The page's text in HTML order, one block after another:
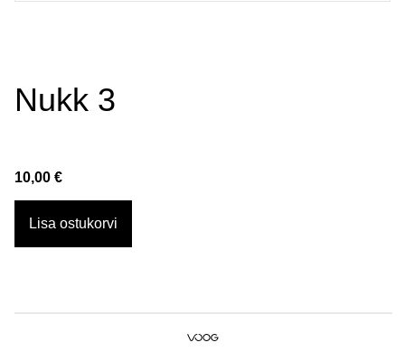
Nukk 3
10,00 €
Lisa ostukorvi